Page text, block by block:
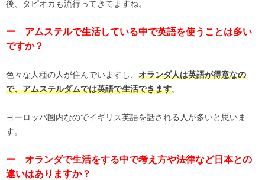
後、タピオカも流行ってきてますね。
ー アムステルで生活している中で英語を使うことは多い
ですか？
色々な人種の人が住んでいますし、
オランダ人は英語が得意なの
で、アムステルダムでは英語で生活できます。
ヨーロッパ圏内なのでイギリス英語を話される人が多いと思いま
す。
ー オランダで生活をする中で考え方や法律など日本との
違いはありますか？